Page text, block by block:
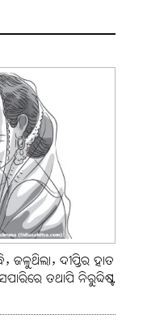
ଜଳୁଥିଲା, ଦୀପ୍ତିର ହାତ
ତଥାପି ନିରୁଦ୍ଦିଷ୍ଟ